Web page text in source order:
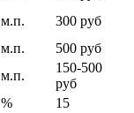
м.п.
300 руб
м.п.
500 руб
м.п.
150-500
руб
%
15